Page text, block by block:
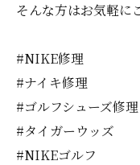
そんな方はお気軽に
#NIKE修理
#ナイキ修理
#ゴルフシューズ修理
#タイガーウッズ
#NIKEゴルフ